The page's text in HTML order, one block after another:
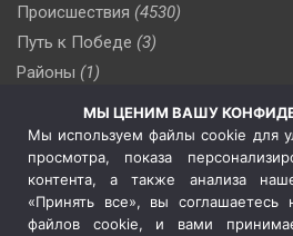
Происшествия (4530)
Путь к Победе (3)
Районы (1)
(510)
Сельское хозяйство (3)
Социальная политика
(3)
Спецоперация в Украине
Спецоперация на Украине
(404)
МЫ ЦЕНИМ ВАШУ
Мы используем файлы cookie для
просмотра, показа
контента, а также анализа
«Принять все», вы соглашаетесь
файлов cookie, и вами